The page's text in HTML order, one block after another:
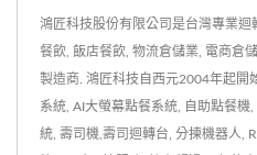
鴻匠科技股份有限公司是台灣專業
餐飲, 飯店餐飲, 物流倉儲業, 電商倉
製造商. 鴻匠科技自西元2004年起開
系統, AI大螢幕點餐系統, 自助點餐機
統, 壽司機,壽司迴轉台, 分揀機器人,